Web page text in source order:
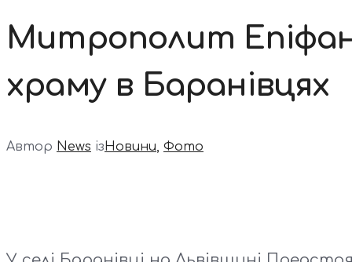
Митрополит
храму в Баранівцях
Автор News ізНовини, Фото